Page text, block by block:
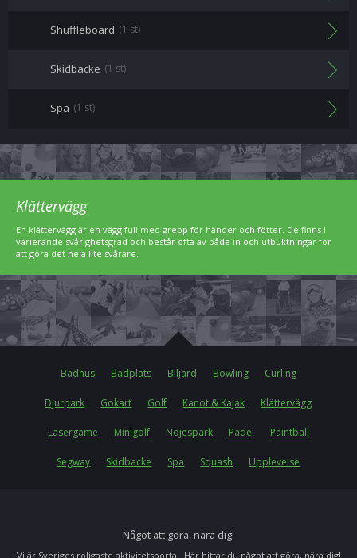
Shuffleboard (1 st)
Skidbacke (1 st)
Spa (1 st)
Klättervägg
En klättervägg är en vägg full med grepp för händer och fötter. De finns i
varierande svårighetsgrad och består ofta av både in och utbuktningar för
att göra det hela lite svårare.
Badhus Badplats Biljard Bowling Curling
Djurpark Gokart Golf Kanot & Kajak Klättervägg
Lasergame Minigolf Nöjespark Padel Paintball
Segway Skidbacke Spa Squash Upplevelse
Något att göra, nära dig!
Vi är Sveriges roligaste aktivitetsportal. Här hittar du något att göra, nära dig!